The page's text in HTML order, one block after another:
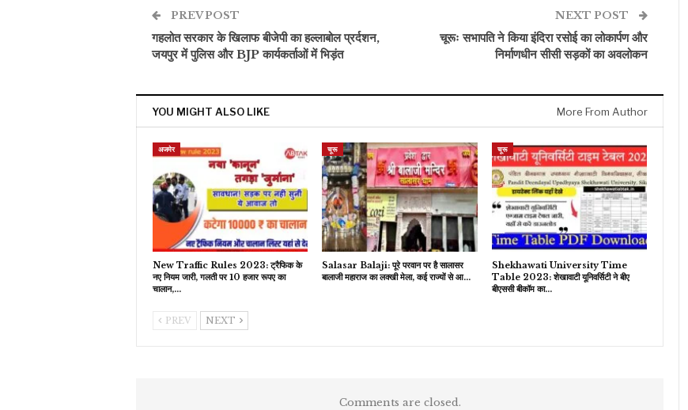
PREV POST
गहलोत सरकार के खिलाफ बीजेपी का हल्लाबोल प्रर्दशन,
जयपुर में पुलिस और BJP कार्यकर्ताओं में भिड़ंत
NEXT POST
चूरूः सभापति ने किया इंदिरा रसोई का लोकार्पण और
निर्माणधीन सीसी सड़कों का अवलोकन
YOU MIGHT ALSO LIKE More From Author
अजमेर
New Traffic Rules 2023: ट्रैफिक के
नए नियम जारी, गलती पर 10 हजार रूपए का
चालान,…
चूरू
Salasar Balaji: पूरे परवान पर है सालासर
बालाजी महाराज का लक्खी मेला, कई राज्यों से आ…
चूरू
Shekhawati University Time
Table 2023: शेखावाटी यूनिवर्सिटी ने बीए
बीएससी बीकॉम का…
PREV NEXT
Comments are closed.